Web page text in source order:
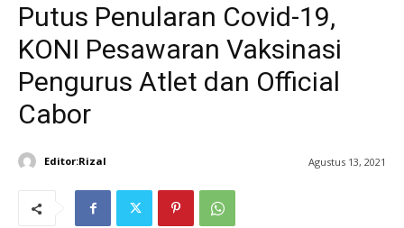
Putus Penularan Covid-19,
KONI Pesawaran Vaksinasi
Pengurus Atlet dan Official
Cabor
Editor:Rizal Agustus 13, 2021